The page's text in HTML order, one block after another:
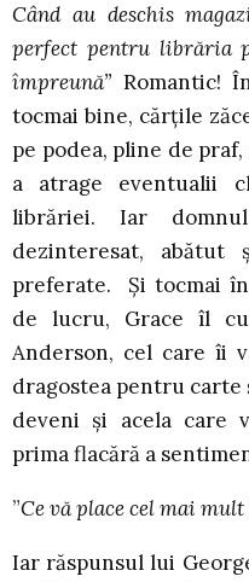
Când au deschis
perfect pentru librăria
împreună” Romantic!
tocmai bine, cărțile
pe podea, pline de
a atrage eventualii
librăriei. Iar
dezinteresat,
preferate. Și tocmai
de lucru, Grace îl
Anderson, cel care îi
dragostea pentru carte
deveni și acela care
prima flacără a
”Ce vă place cel mai
Iar răspunsul lui